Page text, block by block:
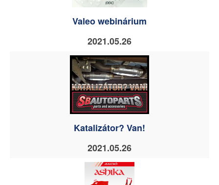
Valeo webinárium
2021.05.26
Katalizátor? Van!
2021.05.26